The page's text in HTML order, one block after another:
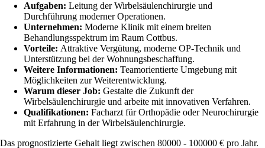
Aufgaben: Leitung der Wirbelsäulenchirurgie und
Durchführung moderner Operationen.
Unternehmen: Moderne Klinik mit einem breiten
Behandlungsspektrum im Raum Cottbus.
Vorteile: Attraktive Vergütung, moderne OP-Technik und
Unterstützung bei der Wohnungsbeschaffung.
Weitere Informationen: Teamorientierte Umgebung mit
Möglichkeiten zur Weiterentwicklung.
Warum dieser Job: Gestalte die Zukunft der
Wirbelsäulenchirurgie und arbeite mit innovativen Verfahren.
Qualifikationen: Facharzt für Orthopädie oder Neurochirurgie
mit Erfahrung in der Wirbelsäulenchirurgie.
Das prognostizierte Gehalt liegt zwischen 80000 - 100000 € pro Jahr.